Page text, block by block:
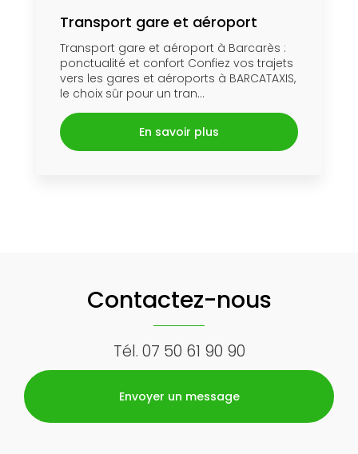
Transport gare et aéroport
Transport gare et aéroport à Barcarès :
ponctualité et confort Confiez vos trajets
vers les gares et aéroports à BARCATAXIS,
le choix sûr pour un tran...
En savoir plus
Contactez-nous
Tél. 07 50 61 90 90
Envoyer un message